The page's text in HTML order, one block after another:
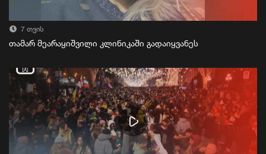
7 თვის
თამარ მეარაყიშვილი კლინიკაში გადაიყვანეს